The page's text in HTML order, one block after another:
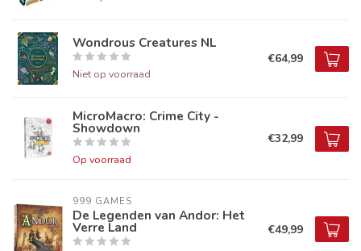
Wondrous Creatures NL
Niet op voorraad
€64,99
MicroMacro: Crime City -
Showdown
Op voorraad
€32,99
999 GAMES
De Legenden van Andor: Het
Verre Land €49,99